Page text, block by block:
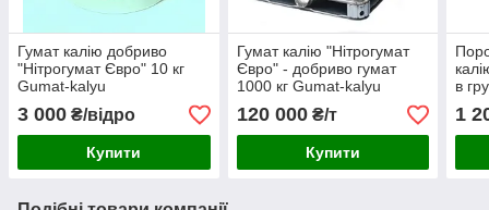
Гумат калію добриво
"Нітрогумат Євро" 10 кг
Gumat-kalyu
3 000 ₴/відро
Купити
Гумат калію "Нітрогумат
Євро" - добриво гумат
1000 кг Gumat-kalyu
120 000₴/т
Купити
в
1